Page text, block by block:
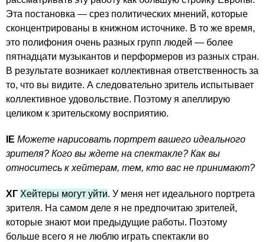
Эта постановка — срез политических мнений, которые
сконцентрированы в книжном источнике. В то же время,
это полифония очень разных групп людей — более
пятнадцати музыкантов и перформеров из разных стран.
В результате возникает коллективная ответственность за
то, что вы видите. А следовательно зритель испытывает
коллективное удовольствие. Поэтому я апеллирую
целиком к зрительскому восприятию.
IE Можете нарисовать портрет вашего идеального
зрителя? Кого вы ждете на спектакле? Как вы
относитесь к хейтерам, тем, кто вас не принимают?
ХГ Хейтеры могут уйти. У меня нет идеального портрета
зрителя. На самом деле я не предпочитаю зрителей,
которые знают мои предыдущие работы. Поэтому
больше всего я не люблю играть спектакли во